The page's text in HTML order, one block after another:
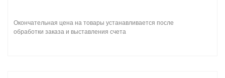
Окончательная цена на товары устанавливается после
обработки заказа и выставления счета